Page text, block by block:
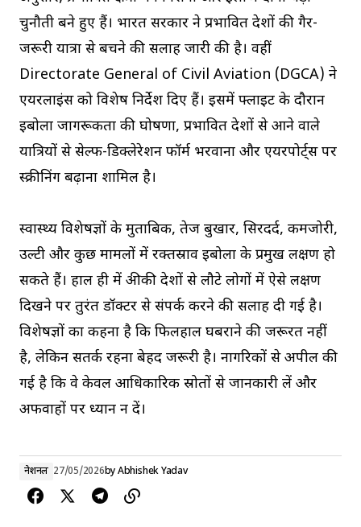
चुनौती बने हुए हैं। भारत सरकार ने प्रभावित देशों की गैर-
जरूरी यात्रा से बचने की सलाह जारी की है। वहीं
Directorate General of Civil Aviation (DGCA) ने
एयरलाइंस को विशेष निर्देश दिए हैं। इसमें फ्लाइट के दौरान
इबोला जागरूकता की घोषणा, प्रभावित देशों से आने वाले
यात्रियों से सेल्फ-डिक्लेरेशन फॉर्म भरवाना और एयरपोर्ट्स पर
स्क्रीनिंग बढ़ाना शामिल है।
स्वास्थ्य विशेषज्ञों के मुताबिक, तेज बुखार, सिरदर्द, कमजोरी,
उल्टी और कुछ मामलों में रक्तस्राव इबोला के प्रमुख लक्षण हो
सकते हैं। हाल ही में अफ्रीकी देशों से लौटे लोगों में ऐसे लक्षण
दिखने पर तुरंत डॉक्टर से संपर्क करने की सलाह दी गई है।
विशेषज्ञों का कहना है कि फिलहाल घबराने की जरूरत नहीं
है, लेकिन सतर्क रहना बेहद जरूरी है। नागरिकों से अपील की
गई है कि वे केवल आधिकारिक स्रोतों से जानकारी लें और
अफवाहों पर ध्यान न दें।
नेशनल 27/05/2026byAbhishek Yadav